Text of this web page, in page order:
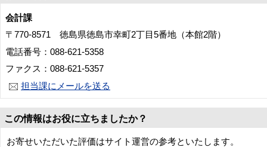
会計課
〒770-8571 徳島県徳島市幸町2丁目5番地（本館2階）
電話番号：088-621-5358
ファクス：088-621-5357
担当課にメールを送る
この情報はお役に立ちましたか？
お寄せいただいた評価はサイト運営の参考といたします。